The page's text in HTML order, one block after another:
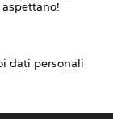
dati personali